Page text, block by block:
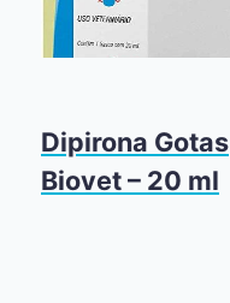
Dipirona Gotas
Biovet – 20 ml